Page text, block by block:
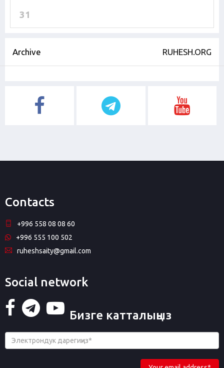
31
Archive RUHESH.ORG
Contacts
+996 558 08 08 60
+996 555 100 502
ruheshsaity@gmail.com
Social network
Бизге катталыңыз